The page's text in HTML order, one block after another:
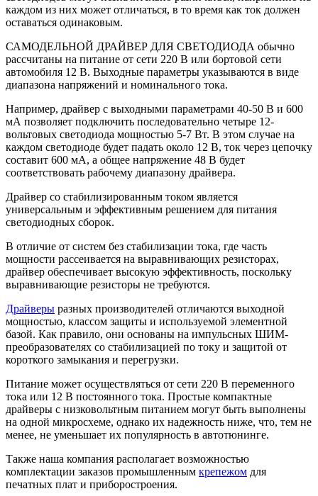
каждом из них может отличаться, в то время как ток должен
оставаться одинаковым.
САМОДЕЛЬНОЙ ДРАЙВЕР ДЛЯ СВЕТОДИОДА обычно
рассчитаны на питание от сети 220 В или бортовой сети
автомобиля 12 В. Выходные параметры указываются в виде
диапазона напряжений и номинального тока.
Например, драйвер с выходными параметрами 40-50 В и 600
мА позволяет подключить последовательно четыре 12-
вольтовых светодиода мощностью 5-7 Вт. В этом случае на
каждом светодиоде будет падать около 12 В, ток через цепочку
составит 600 мА, а общее напряжение 48 В будет
соответствовать рабочему диапазону драйвера.
Драйвер со стабилизированным током является
универсальным и эффективным решением для питания
светодиодных сборок.
В отличие от систем без стабилизации тока, где часть
мощности рассеивается на выравнивающих резисторах,
драйвер обеспечивает высокую эффективность, поскольку
выравнивающие резисторы не требуются.
Драйверы разных производителей отличаются выходной
мощностью, классом защиты и используемой элементной
базой. Как правило, они основаны на импульсных ШИМ-
преобразователях со стабилизацией по току и защитой от
короткого замыкания и перегрузки.
Питание может осуществляться от сети 220 В переменного
тока или 12 В постоянного тока. Простые компактные
драйверы с низковольтным питанием могут быть выполнены
на одной микросхеме, однако их надежность ниже, что, тем не
менее, не уменьшает их популярность в автотюнинге.
Также наша компания располагает возможностью
комплектации заказов промышленным крепежом для
печатных плат и приборостроения.